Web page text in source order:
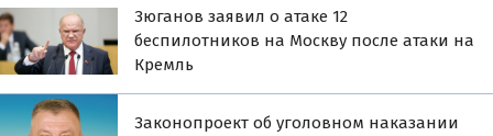
Зюганов заявил о атаке 12
беспилотников на Москву после атаки на
Кремль
Законопроект об уголовном наказании